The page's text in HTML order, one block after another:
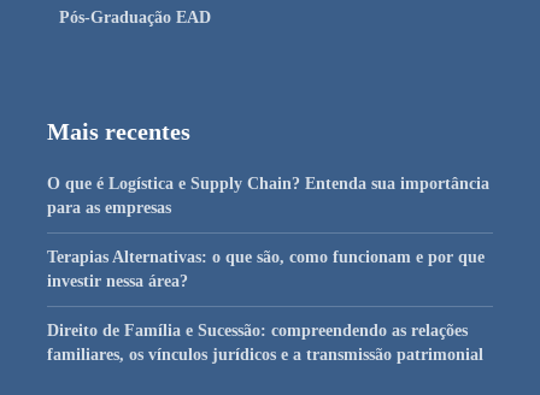
Pós-Graduação EAD
Mais recentes
O que é Logística e Supply Chain? Entenda sua importância
para as empresas
Terapias Alternativas: o que são, como funcionam e por que
investir nessa área?
Direito de Família e Sucessão: compreendendo as relações
familiares, os vínculos jurídicos e a transmissão patrimonial